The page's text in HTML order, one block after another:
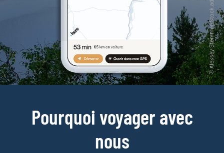
Pourquoi voyager avec
nous